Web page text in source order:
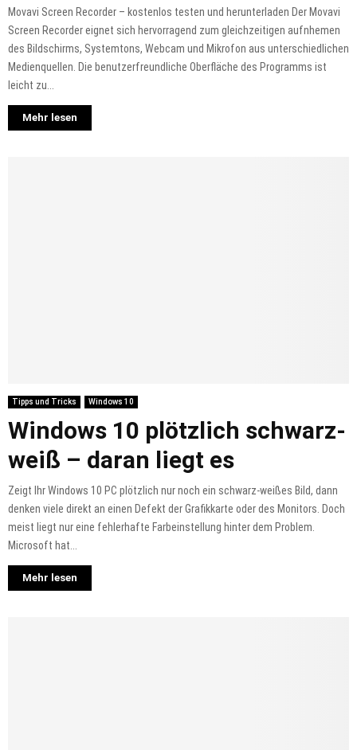
Movavi Screen Recorder – kostenlos testen und herunterladen Der Movavi
Screen Recorder eignet sich hervorragend zum gleichzeitigen aufnhemen
des Bildschirms, Systemtons, Webcam und Mikrofon aus unterschiedlichen
Medienquellen. Die benutzerfreundliche Oberfläche des Programms ist
leicht zu...
Mehr lesen
Tipps und Tricks Windows 10
Windows 10 plötzlich schwarz-
weiß – daran liegt es
Zeigt Ihr Windows 10 PC plötzlich nur noch ein schwarz-weißes Bild, dann
denken viele direkt an einen Defekt der Grafikkarte oder des Monitors. Doch
meist liegt nur eine fehlerhafte Farbeinstellung hinter dem Problem.
Microsoft hat...
Mehr lesen